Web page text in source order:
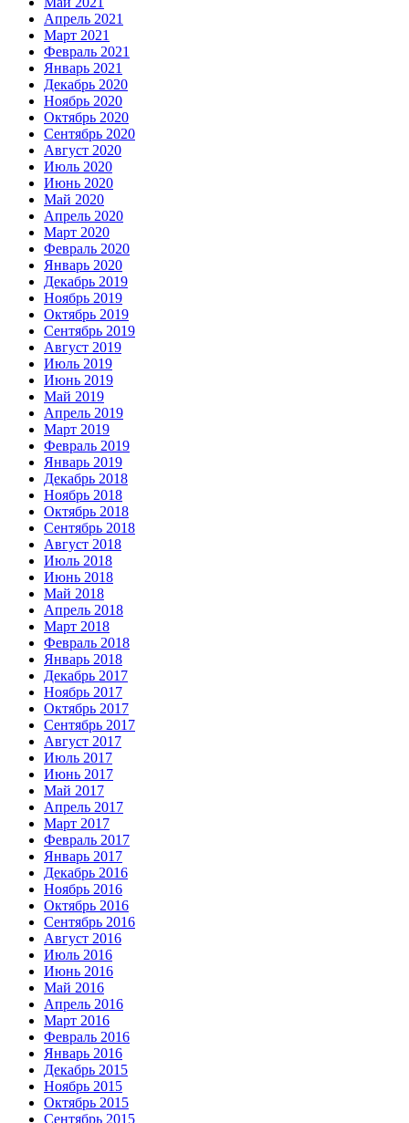
Апрель 2021
Март 2021
Февраль 2021
Январь 2021
Декабрь 2020
Ноябрь 2020
Октябрь 2020
Сентябрь 2020
Август 2020
Июль 2020
Июнь 2020
Май 2020
Апрель 2020
Март 2020
Февраль 2020
Январь 2020
Декабрь 2019
Ноябрь 2019
Октябрь 2019
Сентябрь 2019
Август 2019
Июль 2019
Июнь 2019
Май 2019
Апрель 2019
Март 2019
Февраль 2019
Январь 2019
Декабрь 2018
Ноябрь 2018
Октябрь 2018
Сентябрь 2018
Август 2018
Июль 2018
Июнь 2018
Май 2018
Апрель 2018
Март 2018
Февраль 2018
Январь 2018
Декабрь 2017
Ноябрь 2017
Октябрь 2017
Сентябрь 2017
Август 2017
Июль 2017
Июнь 2017
Май 2017
Апрель 2017
Март 2017
Февраль 2017
Январь 2017
Декабрь 2016
Ноябрь 2016
Октябрь 2016
Сентябрь 2016
Август 2016
Июль 2016
Июнь 2016
Май 2016
Апрель 2016
Март 2016
Февраль 2016
Январь 2016
Декабрь 2015
Ноябрь 2015
Октябрь 2015
Сентябрь 2015